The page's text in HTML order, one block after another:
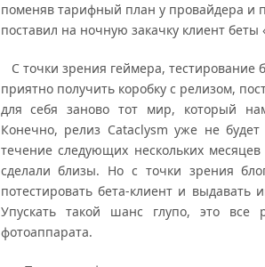
поменяв тарифный план у провайдера и
поставил на ночную закачку клиент беты
С точки зрения геймера, тестирование
приятно получить коробку с релизом,
для себя заново тот мир, который
Конечно, релиз Cataclysm уже не
течение следующих нескольких
сделали близы. Но с точки зрения
потестировать бета-клиент и
Упускать такой шанс глупо, это
фотоаппарата.